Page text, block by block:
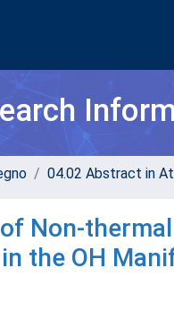
04.02 Abstract in
Non-
the OH